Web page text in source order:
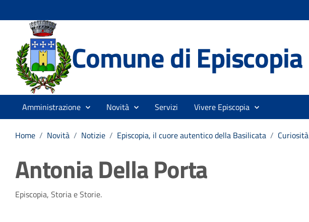
Comune di Episcopia
Amministrazione Novità Servizi Vivere Episcopia
Home / Novità / Notizie / Episcopia, il cuore autentico della Basilicata / Curiosità
Antonia Della Porta
Dettagli della notizia
Episcopia, Storia e Storie.